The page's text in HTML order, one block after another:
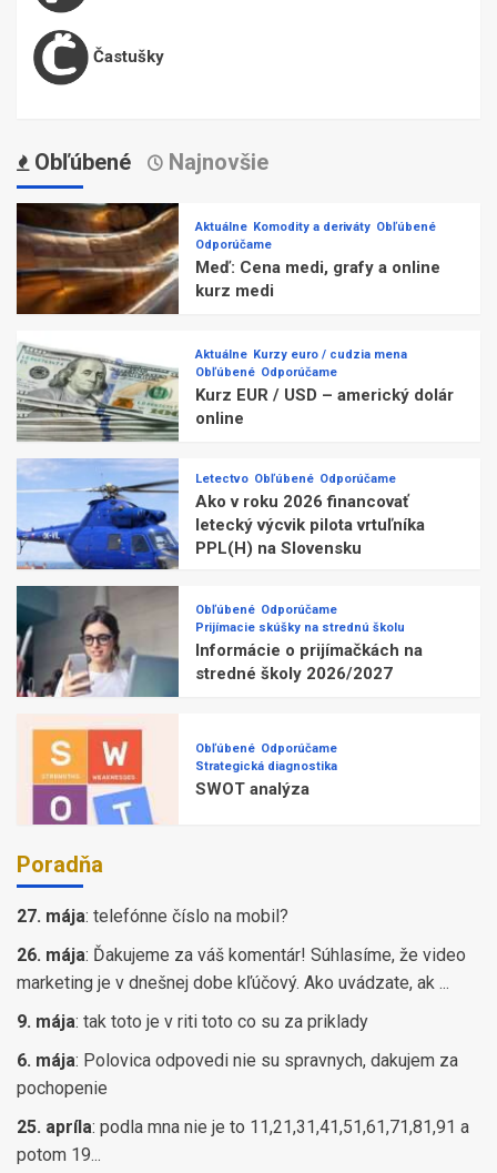
Častušky
Obľúbené Najnovšie
Aktuálne Komodity a deriváty Obľúbené
Odporúčame
Meď: Cena medi, grafy a online
kurz medi
Aktuálne Kurzy euro / cudzia mena
Obľúbené Odporúčame
Kurz EUR / USD – americký dolár
online
Letectvo Obľúbené Odporúčame
Ako v roku 2026 financovať
letecký výcvik pilota vrtuľníka
PPL(H) na Slovensku
Obľúbené Odporúčame
Prijímacie skúšky na strednú školu
Informácie o prijímačkách na
stredné školy 2026/2027
Obľúbené Odporúčame
Strategická diagnostika
SWOT analýza
Poradňa
27. mája: telefónne číslo na mobil?
26. mája: Ďakujeme za váš komentár! Súhlasíme, že video
marketing je v dnešnej dobe kľúčový. Ako uvádzate, ak ...
9. mája: tak toto je v riti toto co su za priklady
6. mája: Polovica odpovedi nie su spravnych, dakujem za
pochopenie
25. apríla: podla mna nie je to 11,21,31,41,51,61,71,81,91 a
potom 19...